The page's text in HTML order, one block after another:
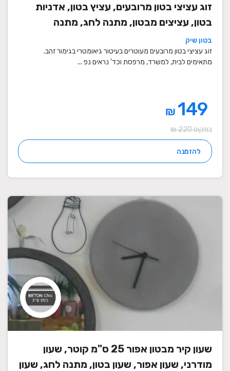
זוג עציצי בטון מרובעים, עציץ בטון, אדניות
בטון, עציצים מבטון, מתנה לחג, מתנה
לעובדים, מתנות לחנוכת בית, עציצים מתנה,
מתנה, מתנות מיוחדות
בטון שיק
זוג עציצי בטון מרובעים מעוטרים בעיטור גיאומטרי בגימור זהב.
מתאימים לבית, למשרד, מרפסת וכד' נראים נפ ...
₪
במקום 220 ₪
להזמנה
שעון קיר מבטון אפור 25 ס"מ קוטר, שעון
מודרני, שעון אפור, שעון בטון, מתנה לחג, שעון